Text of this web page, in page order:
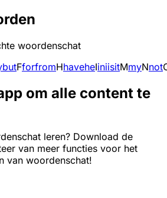
woordenschat
butFforfromHhaveheIiniisitMmyNnot
om alle content te
leren? Download de
van meer functies voor het
van woordenschat!